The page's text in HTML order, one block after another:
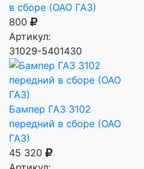
в сборе (ОАО ГАЗ)
800
Артикул:
31029-5401430
Бампер ГАЗ 3102
передний в сборе (ОАО
ГАЗ)
45 320